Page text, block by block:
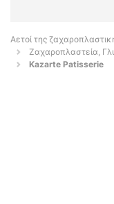
Αετοί της
Ζαχαροπλαστεία,
Kazarte Patisserie